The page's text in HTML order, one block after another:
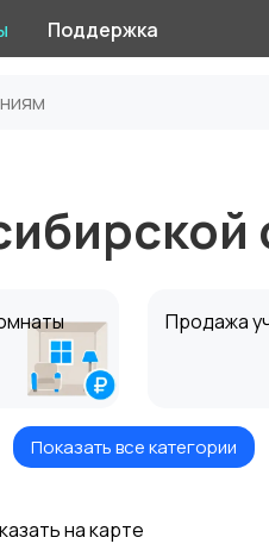
Поддержка
Продажа
Дома
Показать все категории
на карте